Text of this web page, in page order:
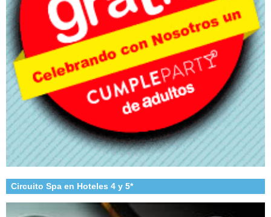
Circuito Spa en Hoteles 4 y 5*